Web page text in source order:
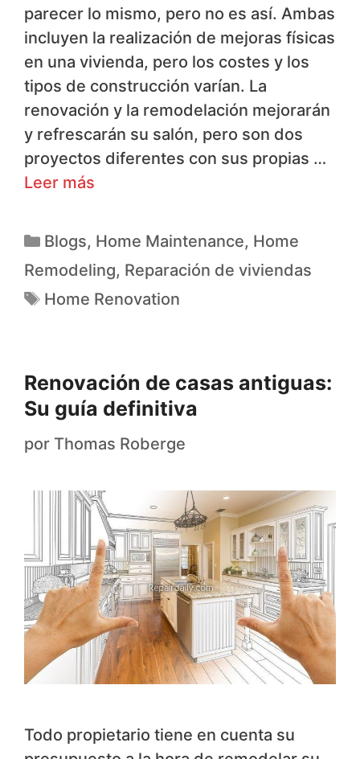
parecer lo mismo, pero no es así. Ambas
incluyen la realización de mejoras físicas
en una vivienda, pero los costes y los
tipos de construcción varían. La
renovación y la remodelación mejorarán
y refrescarán su salón, pero son dos
proyectos diferentes con sus propias …
Leer más
Blogs, Home Maintenance, Home
Remodeling, Reparación de viviendas
Home Renovation
Renovación de casas antiguas:
Su guía definitiva
por Thomas Roberge
Todo propietario tiene en cuenta su